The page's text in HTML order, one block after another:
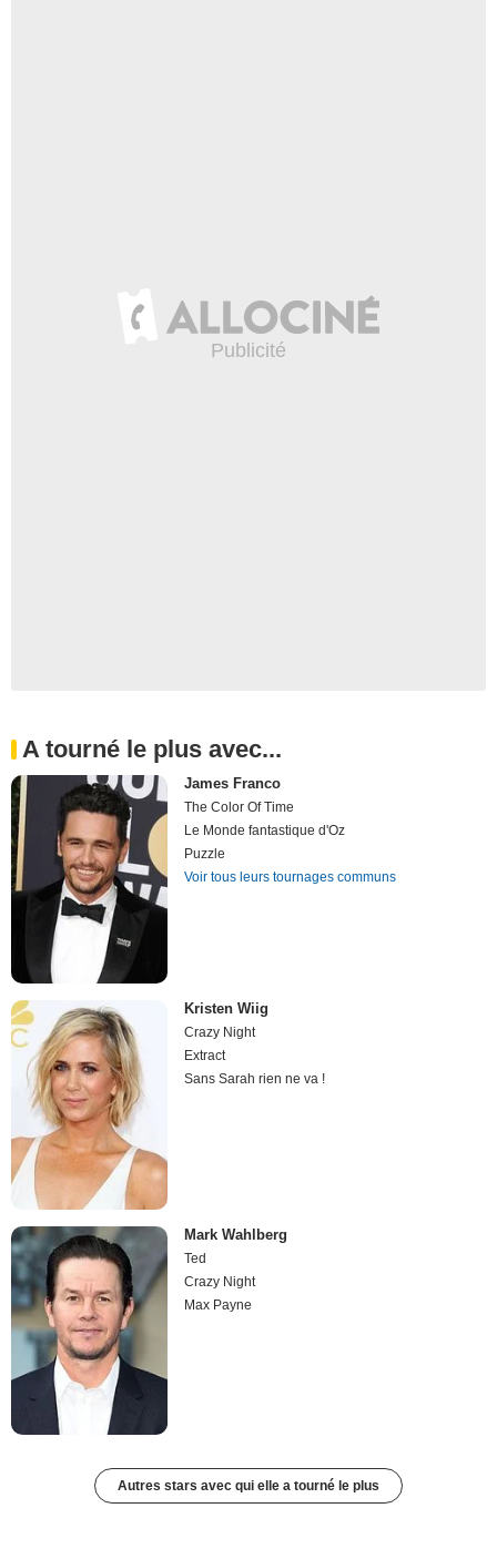
A tourné le plus avec...
James Franco
The Color Of Time
Le Monde fantastique d'Oz
Puzzle
Voir tous leurs tournages communs
Kristen Wiig
Crazy Night
Extract
Sans Sarah rien ne va !
Mark Wahlberg
Ted
Crazy Night
Max Payne
Autres stars avec qui elle a tourné le plus